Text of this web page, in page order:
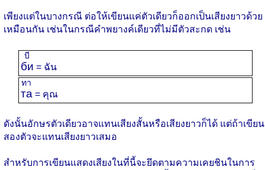
เพียงแต่ในบางกรณี ต่อให้เขียนแค่ตัวเดียวก็ออกเป็นเสียงยาวด้วย
เหมือนกัน เช่นในกรณีคำพยางค์เดียวที่ไม่มีตัวสะกด เช่น
би
บี
= ฉัน
та
ทา
= คุณ
ดังนั้นอักษรตัวเดียวอาจแทนเสียงสั้นหรือเสียงยาวก็ได้ แต่ถ้าเขียน
สองตัวจะแทนเสียงยาวเสมอ
สำหรับการเขียนแสดงเสียงในที่นี้จะยึดตามความเคยชินในการ